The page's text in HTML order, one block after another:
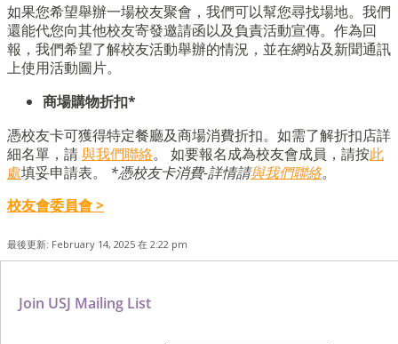
如果您希望舉辦一場校友聚會，我們可以幫您尋找場地。我們
還能代您向其他校友寄發邀請函以及負責活動宣傳。作為回
報，我們希望了解校友活動舉辦的情況，並在網站及新聞通訊
上使用活動圖片。
商場購物折扣*
憑校友卡可獲得特定餐廳及商場消費折扣。如需了解折扣店詳
細名單，請與我們聯絡。 如要報名成為校友會成員，請按此
處填妥申請表。 *憑校友卡消費-詳情請與我們聯絡。
校友會委員會 >
最後更新: February 14, 2025 在 2:22 pm
Join USJ Mailing List